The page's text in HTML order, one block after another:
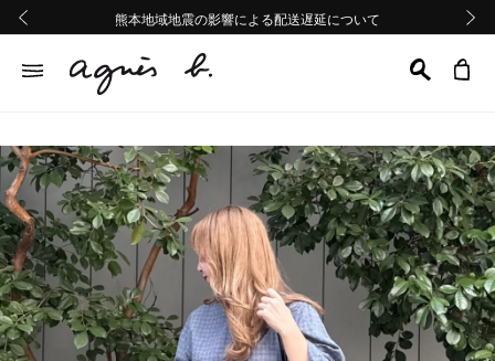
熊本地域地震の影響による配送遅延について
Summer Sale 2buy10%OFF!!
熊本地域地震の影響による配送遅延について
Summer Sale 2buy10%OFF!!